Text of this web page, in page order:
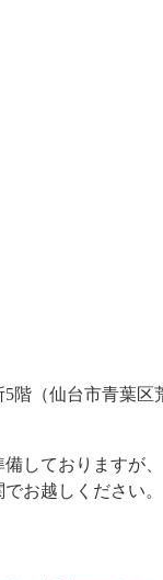
（仙台市青葉区
しておりますが
お越しください。